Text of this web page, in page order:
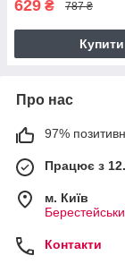
629 ₴ 787 ₴
Купити
Про нас
97%
Працює з
м. Київ
Контакти